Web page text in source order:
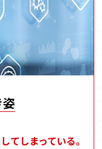
てしまっている。